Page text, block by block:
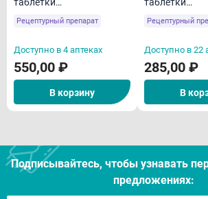
диспергируемые в
Рецептурный препарат
Доступно в 4 аптеках
550,00 ₽
В корзину
Рецептурный
Доступно в 22
285,00 ₽
В
Подписывайтесь, чтобы узнавать
предложениях: